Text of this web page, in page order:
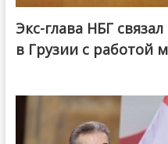
Экс-глава НБГ
в Грузии с работой